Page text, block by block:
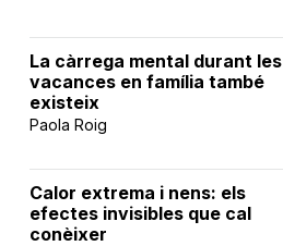
La càrrega mental durant les
vacances en família també
existeix
Paola Roig
Calor extrema i nens: els
efectes invisibles que cal
conèixer